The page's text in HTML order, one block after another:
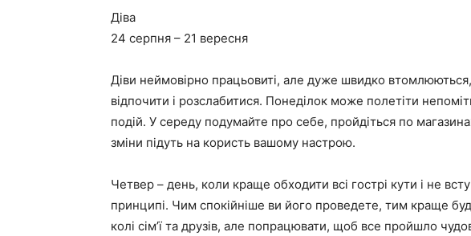
Діва
24 серпня – 21 вересня
Діви неймовірно працьовиті, але дуже швидко
відпочити і розслабитися. Понеділок може полетіти
подій. У середу подумайте про себе, пройдіться по
зміни підуть на користь вашому настрою.
Четвер – день, коли краще обходити всі гострі кути і не
принципі. Чим спокійніше ви його проведете, тим краще
колі сім’ї та друзів, але попрацювати, щоб все пройшло